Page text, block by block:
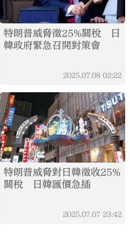
特朗普威脅徵25%關稅 日
韓政府緊急召開對策會
2025.07.08 02:22
特朗普威脅對日韓徵收25%
關稅 日韓匯價急插
2025.07.07 23:42